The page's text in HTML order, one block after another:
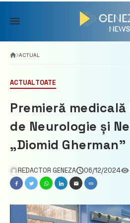
Skip
content
ACTUAL
ACTUALTOATE
Premieră
de Neurologie și
„Diomid Gherman”
REDACTOR GENEZA 06/12/2024